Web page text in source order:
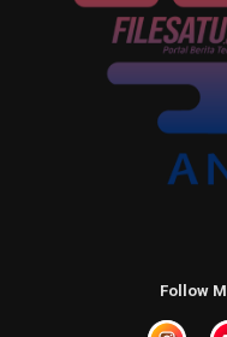
Follow